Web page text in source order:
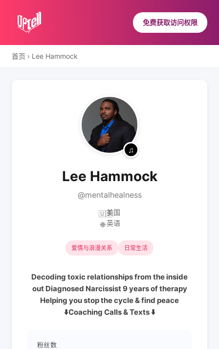
免费获取访问权限
首页 › Lee Hammock
Lee Hammock
@mentalhealness
🇺🇸美国
🌐 英语
爱情与浪漫关系 日常生活
Decoding toxic relationships from the inside
out Diagnosed Narcissist 9 years of therapy
Helping you stop the cycle & find peace
⬇️Coaching Calls & Texts ⬇️
粉丝数